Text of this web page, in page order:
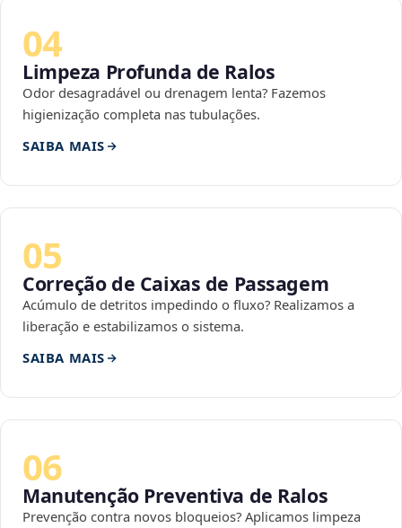
04
Limpeza Profunda de Ralos
Odor desagradável ou drenagem lenta? Fazemos
higienização completa nas tubulações.
SAIBA MAIS
05
Correção de Caixas de Passagem
Acúmulo de detritos impedindo o fluxo? Realizamos a
liberação e estabilizamos o sistema.
SAIBA MAIS
06
Manutenção Preventiva de Ralos
Prevenção contra novos bloqueios? Aplicamos limpeza